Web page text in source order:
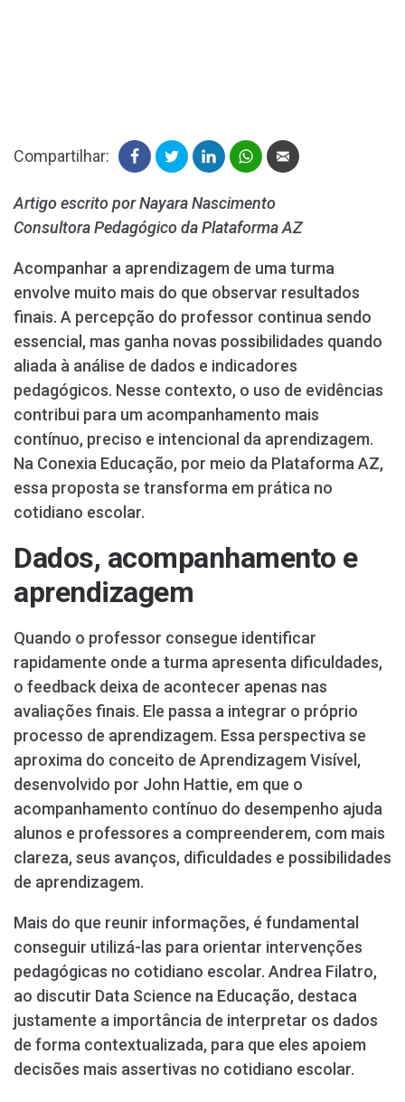
Compartilhar:
Artigo escrito por Nayara Nascimento
Consultora Pedagógico da Plataforma AZ
Acompanhar a aprendizagem de uma turma
envolve muito mais do que observar resultados
finais. A percepção do professor continua sendo
essencial, mas ganha novas possibilidades quando
aliada à análise de dados e indicadores
pedagógicos. Nesse contexto, o uso de evidências
contribui para um acompanhamento mais
contínuo, preciso e intencional da aprendizagem.
Na Conexia Educação, por meio da Plataforma AZ,
essa proposta se transforma em prática no
cotidiano escolar.
Dados, acompanhamento e
aprendizagem
Quando o professor consegue identificar
rapidamente onde a turma apresenta dificuldades,
o feedback deixa de acontecer apenas nas
avaliações finais. Ele passa a integrar o próprio
processo de aprendizagem. Essa perspectiva se
aproxima do conceito de Aprendizagem Visível,
desenvolvido por John Hattie, em que o
acompanhamento contínuo do desempenho ajuda
alunos e professores a compreenderem, com mais
clareza, seus avanços, dificuldades e possibilidades
de aprendizagem.
Mais do que reunir informações, é fundamental
conseguir utilizá-las para orientar intervenções
pedagógicas no cotidiano escolar. Andrea Filatro,
ao discutir Data Science na Educação, destaca
justamente a importância de interpretar os dados
de forma contextualizada, para que eles apoiem
decisões mais assertivas no cotidiano escolar.